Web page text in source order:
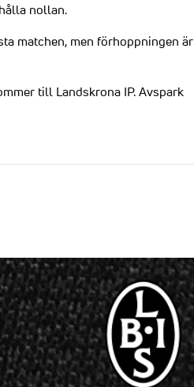
nollan.
matchen, men förhoppningen är
till Landskrona IP. Avspark